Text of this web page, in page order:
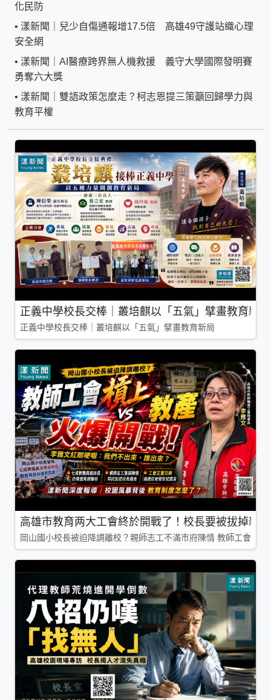
化民防
• 漾新聞｜兒少自傷通報增17.5倍 高雄49守護站織心理
安全網
• 漾新聞｜AI醫療跨界無人機救援 義守大學國際發明賽
勇奪六大獎
• 漾新聞｜雙語政策怎麼走？柯志恩提三策籲回歸學力與
教育平權
正義中學校長交棒｜叢培麒以「五氣」擘畫教育新局
正義中學校長交棒｜叢培麒以「五氣」擘畫教育新局
高雄市教育两大工會終於開戰了！校長要被拔掉親
岡山國小校長被迫降調離校？親師志工不滿市府陳情 教師工會槓